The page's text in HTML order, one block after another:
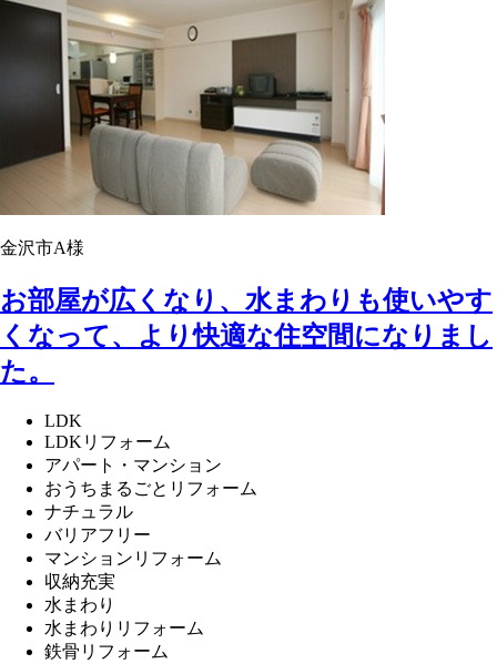
金沢市A様
お部屋が広くなり、水まわりも使いやす
くなって、より快適な住空間になりまし
た。
LDK
LDKリフォーム
アパート・マンション
おうちまるごとリフォーム
ナチュラル
バリアフリー
マンションリフォーム
収納充実
水まわり
水まわりリフォーム
鉄骨リフォーム